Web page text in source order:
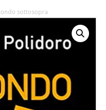
sottosopra